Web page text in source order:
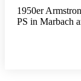
1950er
PS in Marbach